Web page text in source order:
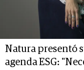
Natura presentó
agenda ESG: